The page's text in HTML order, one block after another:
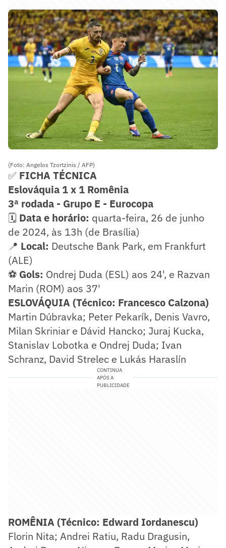
(Foto: Angelos Tzortzinis / AFP)
✅ FICHA TÉCNICA
Eslováquia 1 x 1 Romênia
3ª rodada - Grupo E - Eurocopa
🗓️ Data e horário: quarta-feira, 26 de junho
de 2024, às 13h (de Brasília)
📍 Local: Deutsche Bank Park, em Frankfurt
(ALE)
⚽ Gols: Ondrej Duda (ESL) aos 24', e Razvan
Marin (ROM) aos 37'
ESLOVÁQUIA (Técnico: Francesco Calzona)
Martin Dúbravka; Peter Pekarík, Denis Vavro,
Milan Skriniar e Dávid Hancko; Juraj Kucka,
Stanislav Lobotka e Ondrej Duda; Ivan
Schranz, David Strelec e Lukás Haraslín
CONTINUA
APÓS A
PUBLICIDADE
ROMÊNIA (Técnico: Edward Iordanescu)
Florin Nita; Andrei Ratiu, Radu Dragusin,